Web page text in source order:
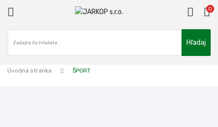
 0
Hľadaj
Úvodná stránka ŠPORT